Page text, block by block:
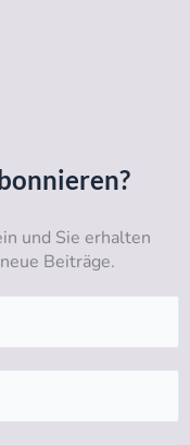
und Sie erhalten
Beiträge.